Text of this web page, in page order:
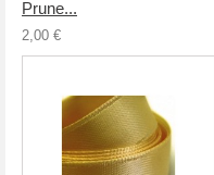
Prune...
2,00 €